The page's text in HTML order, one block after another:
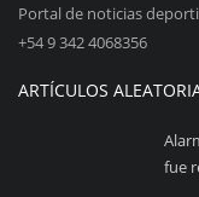
Portal de noticias
+54 9 342 4068356
ARTÍCULOS
fue